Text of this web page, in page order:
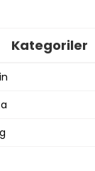
Kategoriler